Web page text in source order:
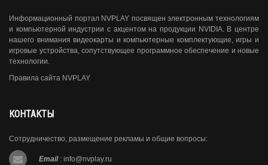
Информационный портал NVPLAY посвящен электронным технологиям
и компьютерной индустрии с акцентом на продукции NVIDIA. В центре
нашего внимания видеокарты и компьютерные комплектующие, игры и
игровые устройства, сопутствующее программное обеспечение и новые
технологии.
Правила сайта NVPLAY
КОНТАКТЫ
Сотрудничество, размещение рекламы и общие вопросы:
Email : info@nvplay.ru